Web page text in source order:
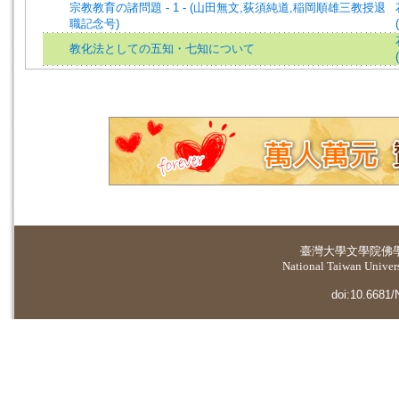
宗教教育の諸問題 - 1 - (山田無文,荻須純道,稲岡順雄三教授退
職記念号)
教化法としての五知・七知について
臺灣大學文學院佛
National Taiwan
doi:10.6681/